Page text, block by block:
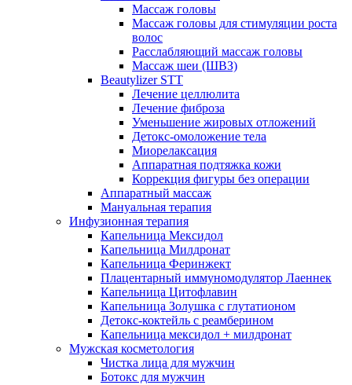
Массаж головы
Массаж головы для стимуляции роста
волос
Расслабляющий массаж головы
Массаж шеи (ШВЗ)
Beautylizer STT
Лечение целлюлита
Лечение фиброза
Уменьшение жировых отложений
Детокс-омоложение тела
Миорелаксация
Аппаратная подтяжка кожи
Коррекция фигуры без операции
Аппаратный массаж
Мануальная терапия
Инфузионная терапия
Капельница Мексидол
Капельница Милдронат
Капельница Феринжект
Плацентарный иммуномодулятор Лаеннек
Капельница Цитофлавин
Капельница Золушка с глутатионом
Детокс-коктейль с реамберином
Капельница мексидол + милдронат
Мужская косметология
Чистка лица для мужчин
Ботокс для мужчин